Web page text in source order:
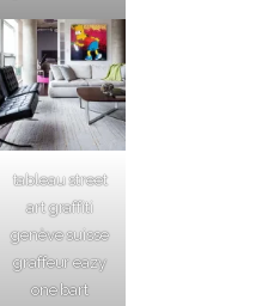
tableau street
art graffiti
genève suisse
graffeur eazy
one bart